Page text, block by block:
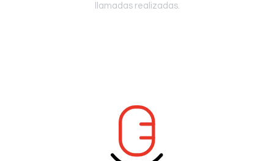
llamadas realizadas.